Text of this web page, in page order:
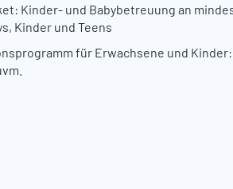
Kinder- und Babybetreuung an
Kinder und Teens
für Erwachsene und